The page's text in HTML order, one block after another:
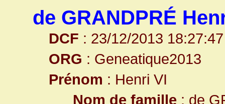
de GRANDPRÉ
DCF : 23/12/2013 18:27:47
ORG : Geneatique2013
Prénom : Henri VI
Nom de famille : de